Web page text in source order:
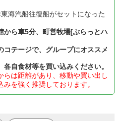
海汽船往復船がセットになった
ら車5分、町営牧場[ぶらっとハ
テージで、グループにオススメ
自食材等を買い込みください。
らは距離があり、移動や買い出し
を強く推奨しております。